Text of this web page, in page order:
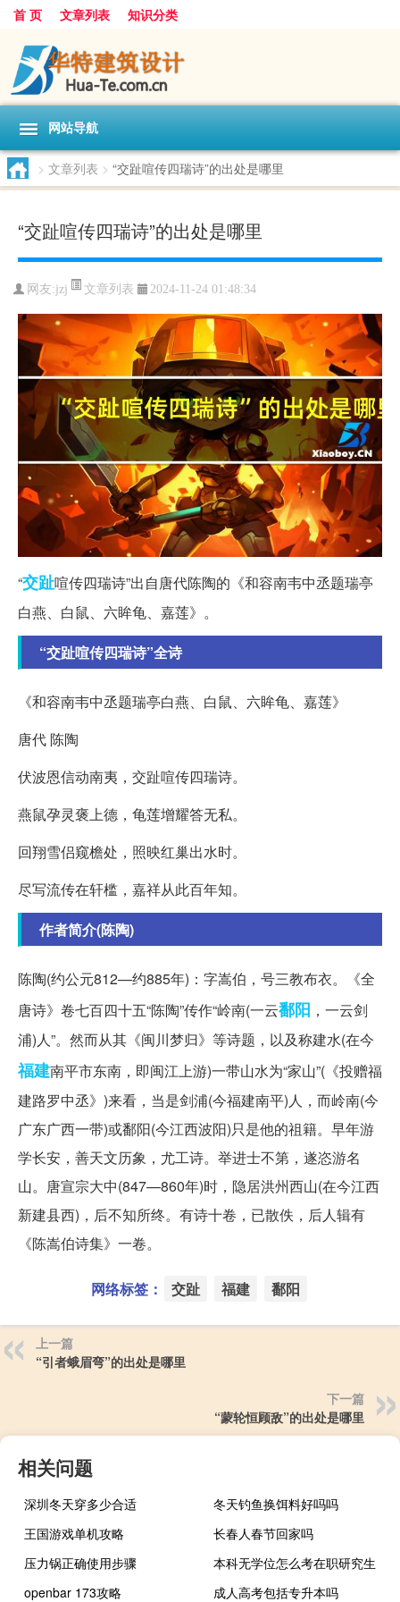
首 页 文章列表 知识分类
网站导航
> 文章列表 > “交趾喧传四瑞诗”的出处是哪里
“交趾喧传四瑞诗”的出处是哪里
网友:jzj 文章列表 2024-11-24 01:48:34
“交趾喧传四瑞诗”出自唐代陈陶的《和容南韦中丞题瑞亭
白燕、白鼠、六眸龟、嘉莲》。
“交趾喧传四瑞诗”全诗
《和容南韦中丞题瑞亭白燕、白鼠、六眸龟、嘉莲》
唐代 陈陶
伏波恩信动南夷，交趾喧传四瑞诗。
燕鼠孕灵褒上德，龟莲增耀答无私。
回翔雪侣窥檐处，照映红巢出水时。
尽写流传在轩槛，嘉祥从此百年知。
作者简介(陈陶)
陈陶(约公元812—约885年)：字嵩伯，号三教布衣。《全
唐诗》卷七百四十五“陈陶”传作“岭南(一云鄱阳 ，一云剑
浦)人”。然而从其《闽川梦归》等诗题，以及称建水(在今
福建南平市东南，即闽江上游)一带山水为“家山”(《投赠福
建路罗中丞》)来看，当是剑浦(今福建南平)人，而岭南(今
广东广西一带)或鄱阳(今江西波阳)只是他的祖籍。早年游
学长安，善天文历象，尤工诗。举进士不第，遂恣游名
山。唐宣宗大中(847—860年)时，隐居洪州西山(在今江西
新建县西)，后不知所终。有诗十卷，已散佚，后人辑有
《陈嵩伯诗集》一卷。
网络标签： 交趾 福建 鄱阳
上一篇
“引者蛾眉弯”的出处是哪里
下一篇
“蒙轮恒顾敌”的出处是哪里
相关问题
深圳冬天穿多少合适
冬天钓鱼换饵料好吗吗
王国游戏单机攻略
长春人春节回家吗
压力锅正确使用步骤
本科无学位怎么考在职研究生
openbar 173攻略
成人高考包括专升本吗